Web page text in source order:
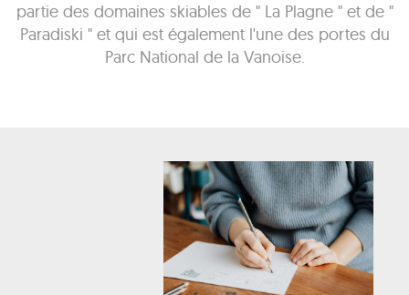
partie des domaines skiables de " La Plagne " et de "
Paradiski " et qui est également l'une des portes du
Parc National de la Vanoise.